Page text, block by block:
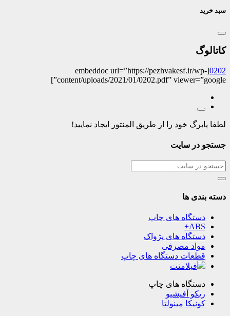
سبد خرید
کاتالوگ
0202
[embeddoc url=”https://pezhvakesf.ir/wp-
content/uploads/2021/01/0202.pdf” viewer=”google”]
لطفا پابرگ خود را از طریق المنتور ایجاد نمایید!
جستجو در سایت
دسته بندی ها
دستگاه های چاپ
ABS+
دستگاه های پژواک
مواد مصرفی
قطعات دستگاه های چاپ
فیلامنت
دستگاه های چاپ
ریکو آفیشیو
کونیکا مینولتا